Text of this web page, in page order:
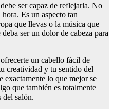
ser capaz de reflejarla. No
Es un aspecto tan
que llevas o la música que
ser un dolor de cabeza para
un cabello fácil de
creatividad y tu sentido del
exactamente lo que mejor se
que también es totalmente
del salón.